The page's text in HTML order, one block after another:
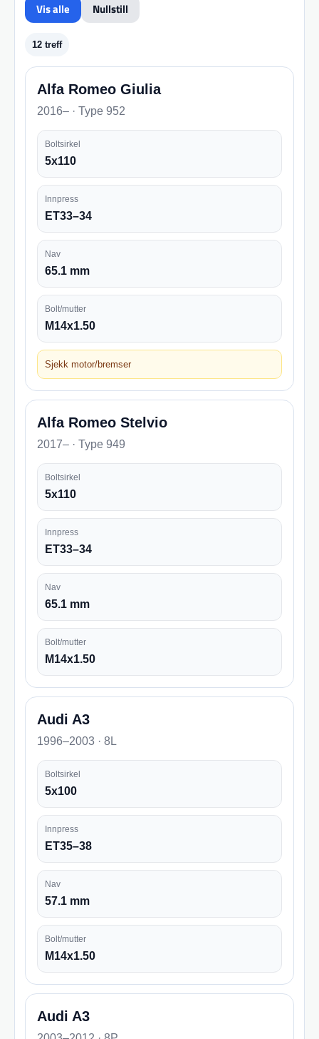
Vis alle Nullstill
12 treff
Alfa Romeo Giulia
2016– · Type 952
Boltsirkel
5x110
Innpress
ET33–34
Nav
65.1 mm
Bolt/mutter
M14x1.50
Sjekk motor/bremser
Alfa Romeo Stelvio
2017– · Type 949
Boltsirkel
5x110
Innpress
ET33–34
Nav
65.1 mm
Bolt/mutter
M14x1.50
Audi A3
1996–2003 · 8L
Boltsirkel
5x100
Innpress
ET35–38
Nav
57.1 mm
Bolt/mutter
M14x1.50
Audi A3